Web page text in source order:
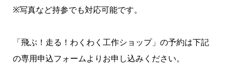
※写真など持参でも対応可能です。
「飛ぶ！走る！わくわく工作ショップ」の予約は下記
の専用申込フォームよりお申し込みください。